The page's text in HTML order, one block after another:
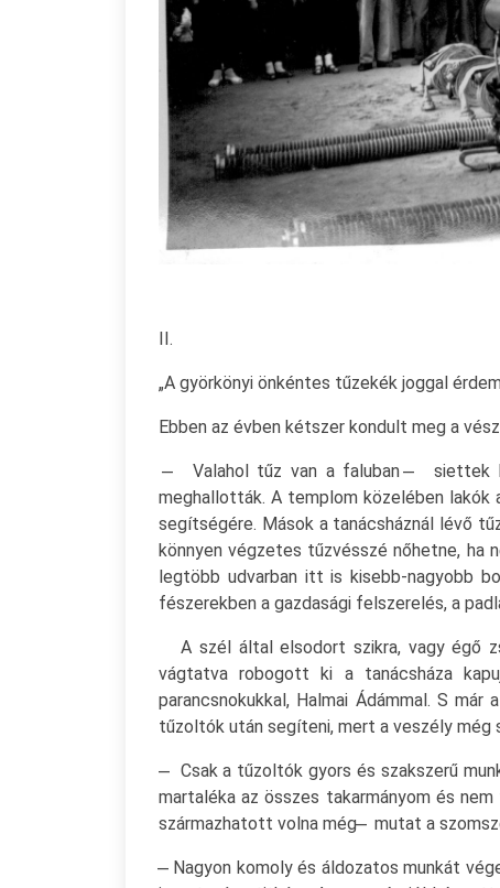
II.
„A györkönyi önkéntes tűzekék joggal
Ebben az évben kétszer kondult meg a
Valahol tűz van a faluban ̶ siettek ki
meghallották. A templom közelében
segítségére. Mások a tanácsháznál lévő
könnyen végzetes tűzvésszé nőhetne, ha
legtöbb udvarban itt is kisebb-nagyobb
fészerekben a gazdasági felszerelés, a
A szél által elsodort szikra, vagy égő
vágtatva robogott ki a tanácsháza
parancsnokukkal, Halmai Ádámmal. S
tűzoltók után segíteni, mert a veszély még
Csak a tűzoltók gyors és szakszerű
martaléka az összes takarmányom és
származhatott volna még ̶ mutat a
Nagyon komoly és áldozatos munkát